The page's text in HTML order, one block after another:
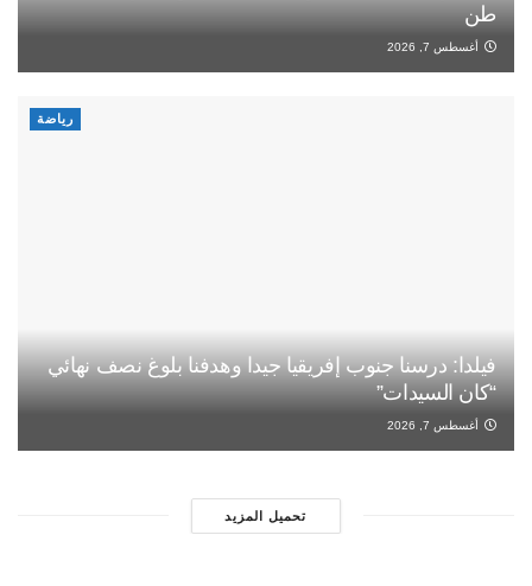
طن
أغسطس 7, 2026
رياضة
فيلدا: درسنا جنوب إفريقيا جيدا وهدفنا بلوغ نصف نهائي
“كان السيدات”
أغسطس 7, 2026
تحميل المزيد